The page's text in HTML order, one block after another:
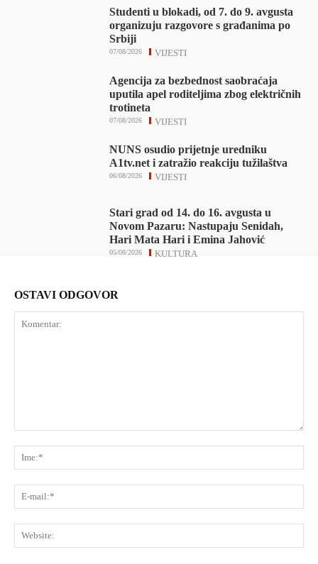
Studenti u blokadi, od 7. do 9. avgusta
organizuju razgovore s građanima po
Srbiji
VIJESTI
07/08/2026
Agencija za bezbednost saobraćaja
uputila apel roditeljima zbog električnih
trotineta
VIJESTI
07/08/2026
NUNS osudio prijetnje uredniku
A1tv.net i zatražio reakciju tužilaštva
VIJESTI
06/08/2026
Stari grad od 14. do 16. avgusta u
Novom Pazaru: Nastupaju Senidah,
Hari Mata Hari i Emina Jahović
KULTURA
05/08/2026
OSTAVI ODGOVOR